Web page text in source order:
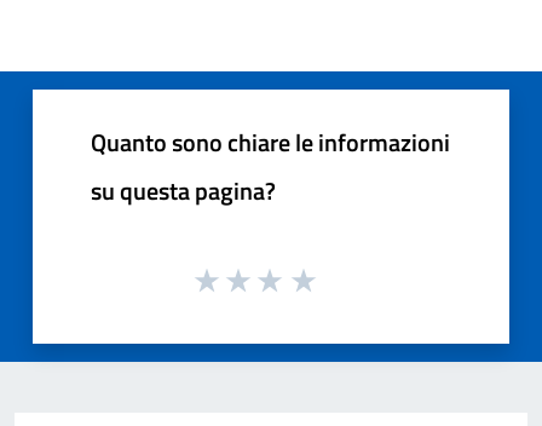
Quanto sono chiare le informazioni
su questa pagina?